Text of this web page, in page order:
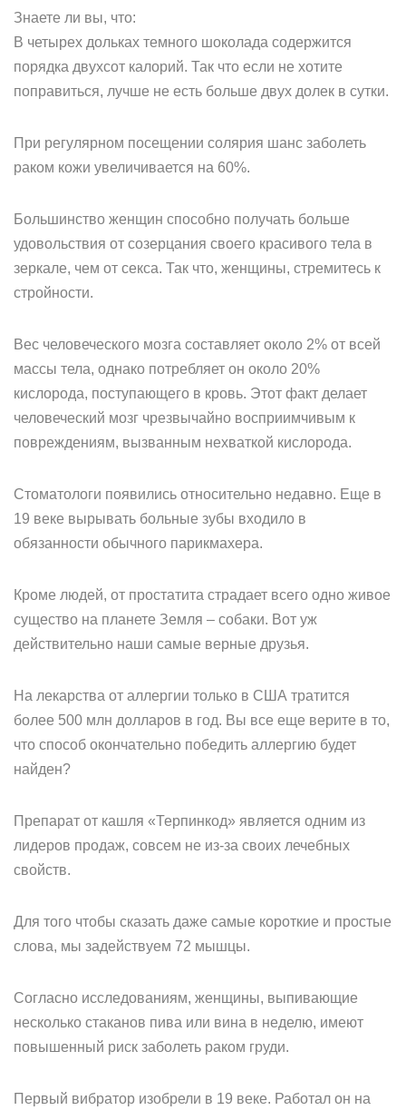
Знаете ли вы, что:
В четырех дольках темного шоколада содержится
порядка двухсот калорий. Так что если не хотите
поправиться, лучше не есть больше двух долек в сутки.
При регулярном посещении солярия шанс заболеть
раком кожи увеличивается на 60%.
Большинство женщин способно получать больше
удовольствия от созерцания своего красивого тела в
зеркале, чем от секса. Так что, женщины, стремитесь к
стройности.
Вес человеческого мозга составляет около 2% от всей
массы тела, однако потребляет он около 20%
кислорода, поступающего в кровь. Этот факт делает
человеческий мозг чрезвычайно восприимчивым к
повреждениям, вызванным нехваткой кислорода.
Стоматологи появились относительно недавно. Еще в
19 веке вырывать больные зубы входило в
обязанности обычного парикмахера.
Кроме людей, от простатита страдает всего одно живое
существо на планете Земля – собаки. Вот уж
действительно наши самые верные друзья.
На лекарства от аллергии только в США тратится
более 500 млн долларов в год. Вы все еще верите в то,
что способ окончательно победить аллергию будет
найден?
Препарат от кашля «Терпинкод» является одним из
лидеров продаж, совсем не из-за своих лечебных
свойств.
Для того чтобы сказать даже самые короткие и простые
слова, мы задействуем 72 мышцы.
Согласно исследованиям, женщины, выпивающие
несколько стаканов пива или вина в неделю, имеют
повышенный риск заболеть раком груди.
Первый вибратор изобрели в 19 веке. Работал он на